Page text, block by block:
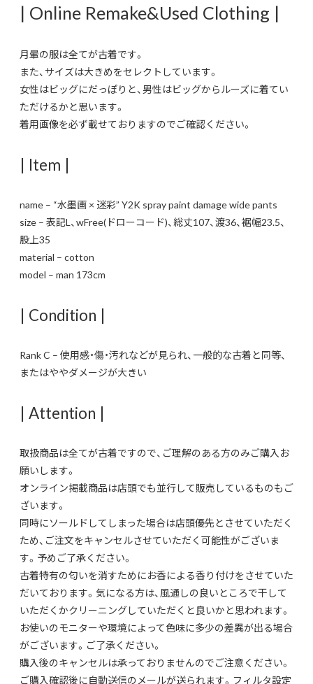
| Online Remake&Used Clothing |
月暈の服は全てが古着です。
また、サイズは大きめをセレクトしています。
女性はビッグにだっぽりと、男性はビッグからルーズに着てい
ただけるかと思います。
着用画像を必ず載せておりますのでご確認ください。
| Item |
name – “水墨画 × 迷彩” Y2K spray paint damage wide pants
size – 表記L、wFree(ドローコード)、総丈107、渡36、裾幅23.5、
股上35
material – cotton
model – man 173cm
| Condition |
Rank C – 使用感・傷・汚れなどが見られ、一般的な古着と同等、
またはややダメージが大きい
| Attention |
取扱商品は全てが古着ですので、ご理解のある方のみご購入お
願いします。
オンライン掲載商品は店頭でも並行して販売しているものもご
ざいます。
同時にソールドしてしまった場合は店頭優先とさせていただく
ため、ご注文をキャンセルさせていただく可能性がございま
す。予めご了承ください。
古着特有の匂いを消すためにお香による香り付けをさせていた
だいております。気になる方は、風通しの良いところで干して
いただくかクリーニングしていただくと良いかと思われます。
お使いのモニターや環境によって色味に多少の差異が出る場合
がございます。ご了承ください。
購入後のキャンセルは承っておりませんのでご注意ください。
ご購入確認後に自動送信のメールが送られます。フィルタ設定